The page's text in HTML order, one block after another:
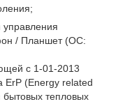
/ Планшет (ОС:
c 1-01-2013
ErP (Energy related
тепловых